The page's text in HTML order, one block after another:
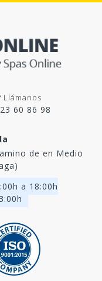
Llámanos
60 86 98
de en Medio
a 18:00h